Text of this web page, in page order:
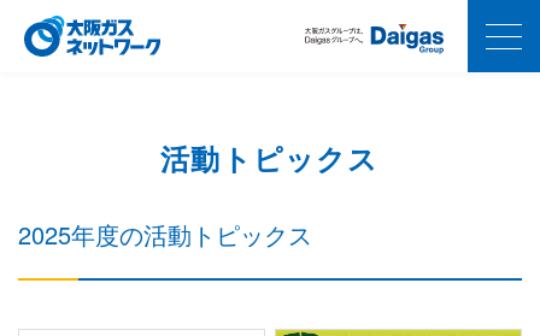
活動トピックス
2025年度の活動トピックス